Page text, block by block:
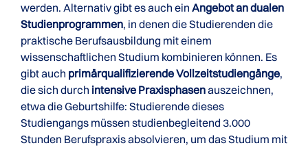
werden. Alternativ gibt es auch ein Angebot an dualen
Studienprogrammen, in denen die Studierenden die
praktische Berufsausbildung mit einem
wissenschaftlichen Studium kombinieren können. Es
gibt auch primärqualifizierende Vollzeitstudiengänge,
die sich durch intensive Praxisphasenauszeichnen,
etwa die Geburtshilfe: Studierende dieses
Studiengangs müssen studienbegleitend 3.000
Stunden Berufspraxis absolvieren, um das Studium mit